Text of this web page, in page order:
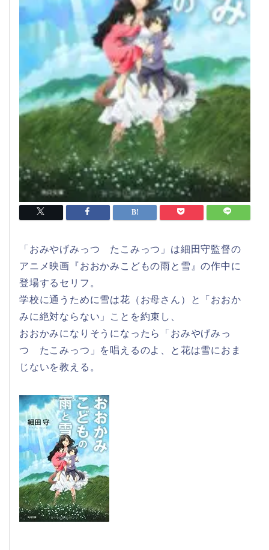
「おみやげみっつ たこみっつ」は細田守監督の
アニメ映画『おおかみこどもの雨と雪』の作中に
登場するセリフ。
学校に通うために雪は花（お母さん）と「おおか
みに絶対ならない」ことを約束し、
おおかみになりそうになったら「おみやげみっ
つ たこみっつ」を唱えるのよ、と花は雪におま
じないを教える。